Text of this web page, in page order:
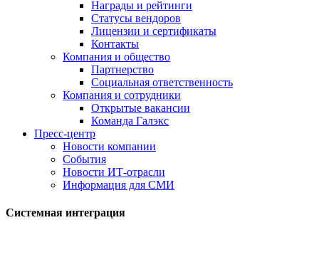
Награды и рейтинги
Статусы вендоров
Лицензии и сертификаты
Контакты
Компания и общество
Партнерство
Социальная ответственность
Компания и сотрудники
Открытые вакансии
Команда Галэкс
Пресс-центр
Новости компании
События
Новости ИТ-отрасли
Информация для СМИ
Системная интеграция